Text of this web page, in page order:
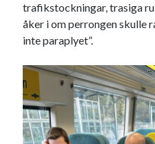
trafikstockningar, trasiga
åker i om perrongen skulle
inte paraplyet”.